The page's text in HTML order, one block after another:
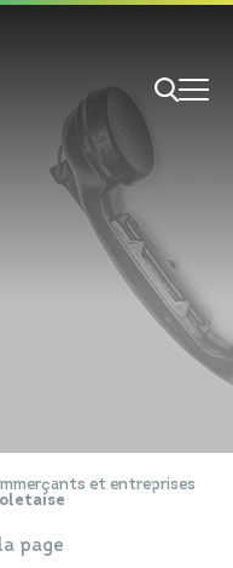
et entreprises
page